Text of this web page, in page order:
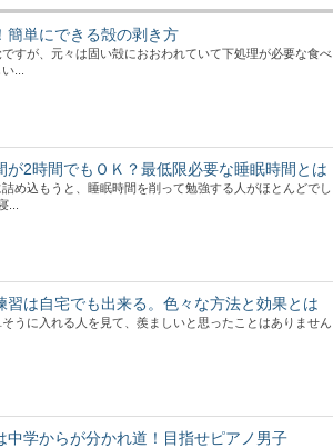
簡単にできる殻の剥き方
すが、元々は固い殻におおわれていて下処理が必要な食べ
...
が2時間でもＯＫ？最低限必要な睡眠時間とは
め込もうと、睡眠時間を削って勉強する人がほとんどでし
...
習は自宅でも出来る。色々な方法と効果とは
うに入れる人を見て、羨ましいと思ったことはありません
中学からが分かれ道！目指せピアノ男子